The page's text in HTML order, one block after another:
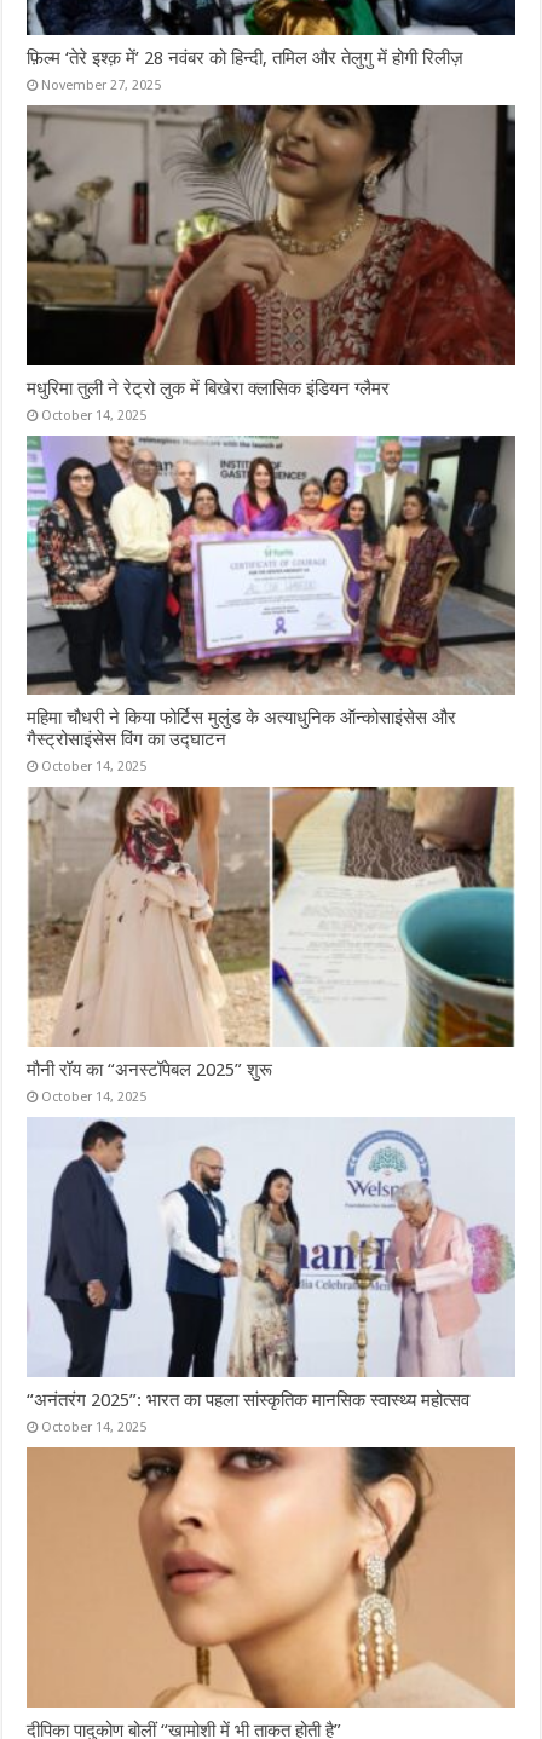
फ़िल्म ‘तेरे इश्क़ में’ 28 नवंबर को हिन्दी, तमिल और तेलुगु में होगी रिलीज़
November 27, 2025
मधुरिमा तुली ने रेट्रो लुक में बिखेरा क्लासिक इंडियन ग्लैमर
October 14, 2025
महिमा चौधरी ने किया फोर्टिस मुलुंड के अत्याधुनिक ऑन्कोसाइंसेस और
गैस्ट्रोसाइंसेस विंग का उद्घाटन
October 14, 2025
मौनी रॉय का “अनस्टॉपेबल 2025” शुरू
October 14, 2025
“अनंतरंग 2025”: भारत का पहला सांस्कृतिक मानसिक स्वास्थ्य महोत्सव
October 14, 2025
दीपिका पादुकोण बोलीं “खामोशी में भी ताकत होती है”